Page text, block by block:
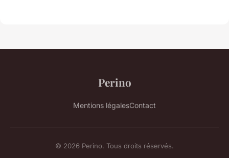
Perino
Mentions légalesContact
© 2026 Perino. Tous droits réservés.